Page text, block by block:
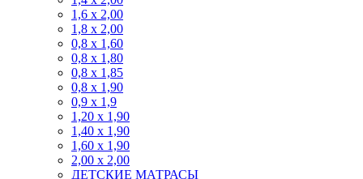
1,6 х 2,00
1,8 х 2,00
0,8 х 1,60
0,8 х 1,80
0,8 х 1,85
0,8 х 1,90
0,9 х 1,9
1,20 х 1,90
1,40 х 1,90
1,60 х 1,90
2,00 х 2,00
ДЕТСКИЕ МАТРАСЫ